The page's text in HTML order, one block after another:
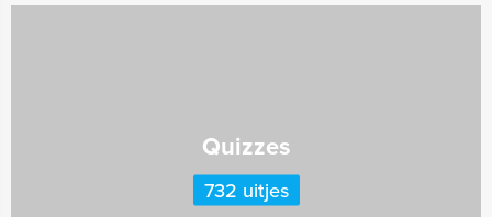
Quizzes
732 uitjes